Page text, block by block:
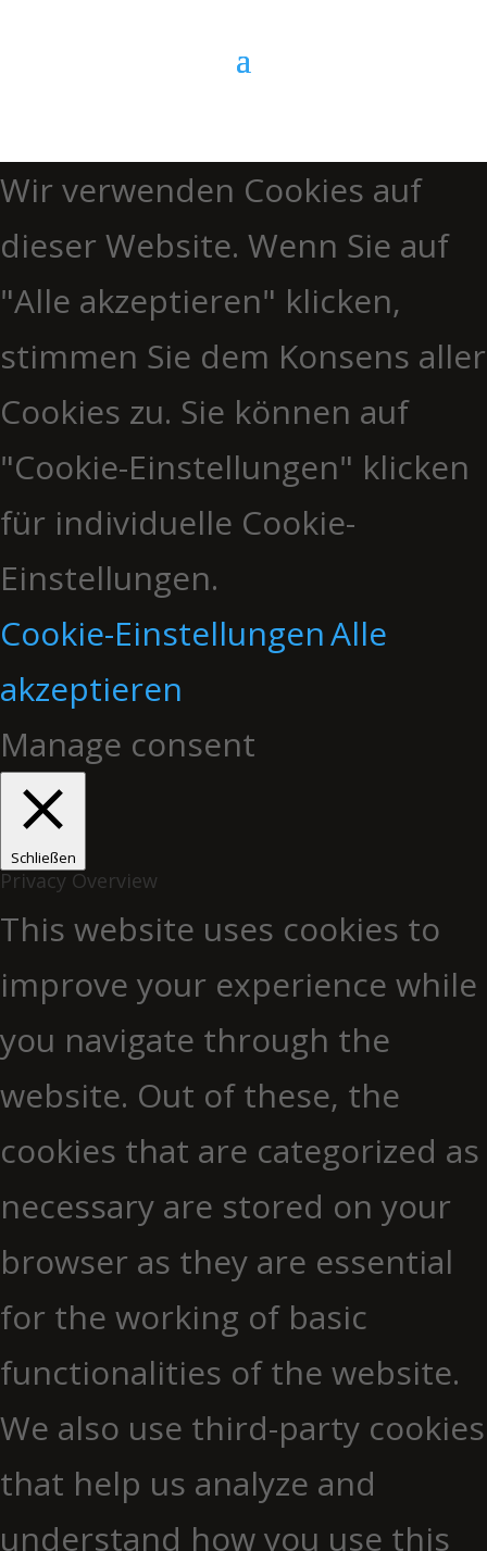
Wir verwenden Cookies auf
dieser Website. Wenn Sie auf
"Alle akzeptieren" klicken,
stimmen Sie dem Konsens aller
Cookies zu. Sie können auf
"Cookie-Einstellungen" klicken
für individuelle Cookie-
Einstellungen.
Cookie-EinstellungenAlle
akzeptieren
Manage consent
Schließen
Privacy Overview
This website uses cookies to
improve your experience while
you navigate through the
website. Out of these, the
cookies that are categorized as
necessary are stored on your
browser as they are essential
for the working of basic
functionalities of the website.
We also use third-party cookies
that help us analyze and
understand how you use this